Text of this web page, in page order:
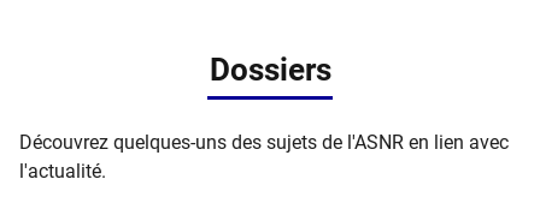
Dossiers
Découvrez quelques-uns des sujets de l'ASNR en lien avec
l'actualité.